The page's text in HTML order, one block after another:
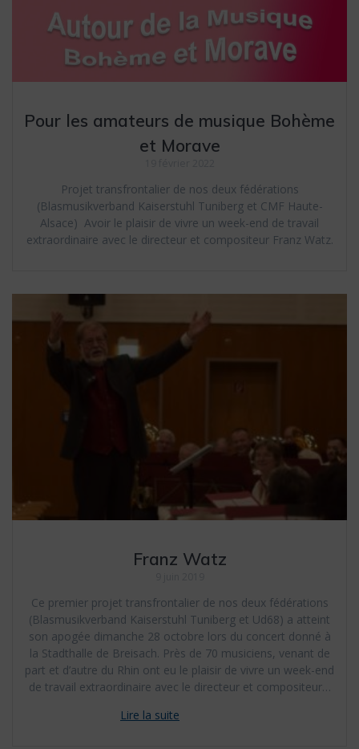
Pour les amateurs de musique Bohème
et Morave
Projet transfrontalier de nos deux fédérations
(Blasmusikverband Kaiserstuhl Tuniberg et CMF Haute-
Alsace) Avoir le plaisir de vivre un week-end de travail
extraordinaire avec le directeur et compositeur Franz Watz.
Franz Watz
Ce premier projet transfrontalier de nos deux fédérations
(Blasmusikverband Kaiserstuhl Tuniberg et Ud68) a atteint
son apogée dimanche 28 octobre lors du concert donné à
la Stadthalle de Breisach. Près de 70 musiciens, venant de
part et d’autre du Rhin ont eu le plaisir de vivre un week-end
de travail extraordinaire avec le directeur et compositeur…